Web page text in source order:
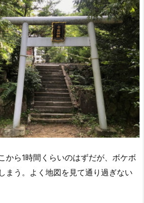
から1時間くらいのはずだが、ボケボ
まう。よく地図を見て通り過ぎない